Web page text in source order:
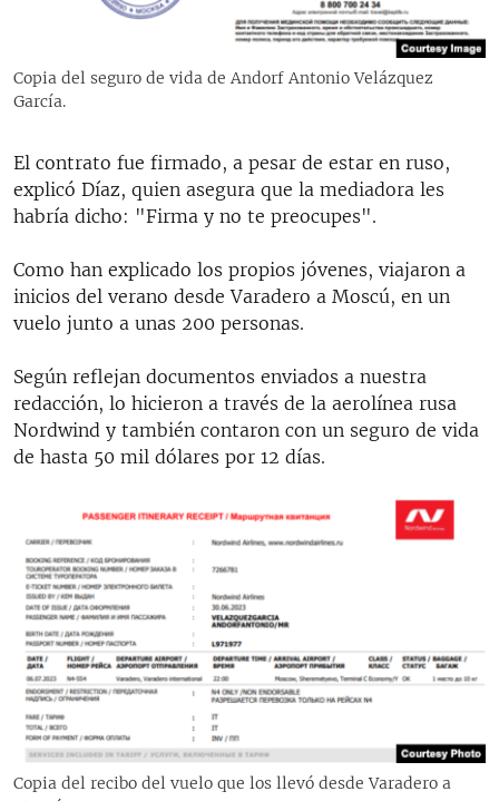
Copia del seguro de vida de Andorf Antonio Velázquez
García.
El contrato fue firmado, a pesar de estar en ruso,
explicó Díaz, quien asegura que la mediadora les
habría dicho: "Firma y no te preocupes".
Como han explicado los propios jóvenes, viajaron a
inicios del verano desde Varadero a Moscú, en un
vuelo junto a unas 200 personas.
Según reflejan documentos enviados a nuestra
redacción, lo hicieron a través de la aerolínea rusa
Nordwind y también contaron con un seguro de vida
de hasta 50 mil dólares por 12 días.
Copia del recibo del vuelo que los llevó desde Varadero a